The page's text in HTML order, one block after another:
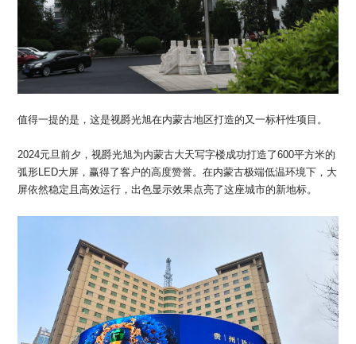
值得一提的是，这是视爵光旭在内蒙古地区打造的又一标杆性项目。
2024元旦前夕，视爵光旭为内蒙古大天写字楼成功打造了600平方米的
弧形LED大屏，赢得了客户的高度赞誉。在内蒙古极端低温环境下，大
屏依然稳定且高效运行，出色显示效果点亮了这座城市的新地标。